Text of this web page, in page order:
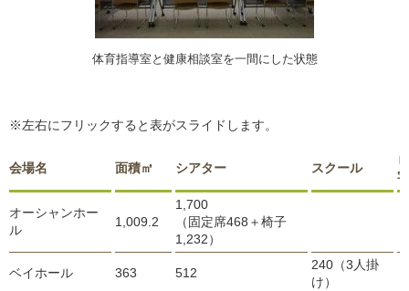
体育指導室と健康相談室を一間にした状態
※左右にフリックすると表がスライドします。
会場名 面積㎡ シアター スクール
字
オーシャンホー
ル
1,009.2
1,700
（固定席468＋椅子
1,232）
ベイホール 363 512
240（3人掛
け）